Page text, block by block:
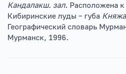
Кандалакш. зал. Расположена
Кибиринские луды – губа
Географический словарь
Мурманск, 1996.